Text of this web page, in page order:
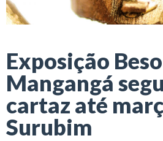
Exposição
Mangangá
cartaz até
Surubim